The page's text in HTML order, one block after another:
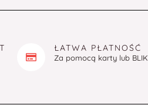
ŁATWA PŁATNOŚĆ
Za pomocą karty lub BLIK